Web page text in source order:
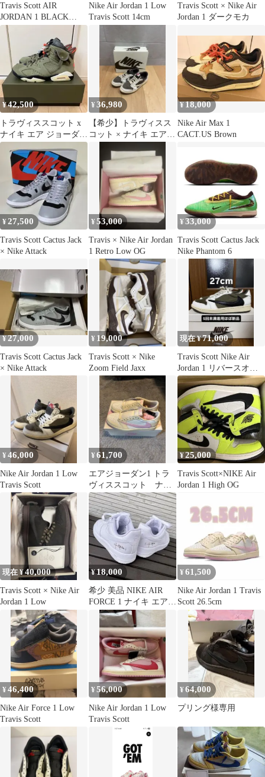
Travis Scott AIR
JORDAN 1 BLACK
PHANTOM
Nike Air Jordan 1 Low
Travis Scott 14cm
Travis Scott × Nike Air
Jordan 1 ダークモカ
¥42,500
トラヴィススコット x
ナイキ エア ジョーダン
6 レトロ SP オリーブ
¥36,980
【希少】トラヴィスス
コット × ナイキ エアジ
スモカ
¥18,000
Nike Air Max 1
CACT.US Brown
¥27,500
Travis Scott Cactus Jack
× Nike Attack
¥53,000
Travis × Nike Air Jordan
1 Retro Low OG
¥ 33,000
Travis Scott Cactus Jack
Nike Phantom 6
¥27,000
Travis Scott Cactus Jack
× Nike Attack
¥ 19,000
Travis Scott × Nike
Zoom Field Jaxx
現在 ¥71,000
Travis Scott Nike Air
Jordan 1 リバースオリ
ーブ
¥46,000
Nike Air Jordan 1 Low
Travis Scott
¥61,700
エアジョーダン1 トラ
ヴィススコット ナイ
キ
¥25,000
Travis Scott×NIKE Air
Jordan 1 High OG
現在 ¥40,000
Travis Scott × Nike Air
Jordan 1 Low
¥18,000
希少 美品 NIKE AIR
FORCE 1 ナイキ エアフ
ォース トラヴィス
¥ 61,500
Nike Air Jordan 1 Travis
Scott 26.5cm
¥46,400
Nike Air Force 1 Low
Travis Scott
¥56,000
Nike Air Jordan 1 Low
Travis Scott
¥64,000
プリング様専用